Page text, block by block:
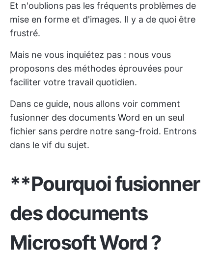
Et n'oublions pas les fréquents problèmes de
mise en forme et d'images. Il y a de quoi être
frustré.
Mais ne vous inquiétez pas : nous vous
proposons des méthodes éprouvées pour
faciliter votre travail quotidien.
Dans ce guide, nous allons voir comment
fusionner des documents Word en un seul
fichier sans perdre notre sang-froid. Entrons
dans le vif du sujet.
**Pourquoi fusionner
des documents
Microsoft Word ?